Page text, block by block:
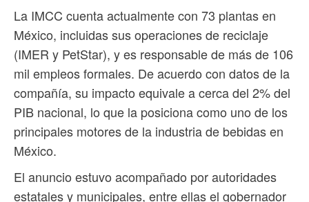
La IMCC cuenta actualmente con 73 plantas en
México, incluidas sus operaciones de reciclaje
(IMER y PetStar), y es responsable de más de 106
mil empleos formales. De acuerdo con datos de la
compañía, su impacto equivale a cerca del 2% del
PIB nacional, lo que la posiciona como uno de los
principales motores de la industria de bebidas en
México.
El anuncio estuvo acompañado por autoridades
estatales y municipales, entre ellas el gobernador